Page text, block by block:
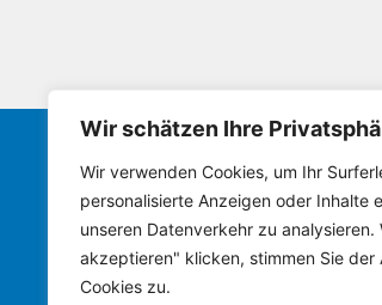
Wir schätzen Ihre
Wir verwenden Cookies, um Ihr
personalisierte Anzeigen oder Inhalte
unseren Datenverkehr zu analysieren.
akzeptieren" klicken, stimmen Sie der
Cookies zu.
Bürgerverein
AKTUELLES